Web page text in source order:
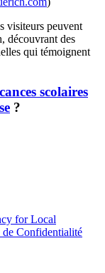
visiteurs peuvent
découvrant des
qui témoignent
scolaires
?
for Local
Confidentialité